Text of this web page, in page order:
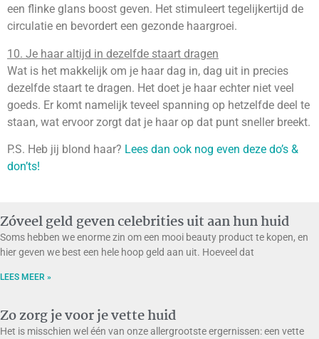
een flinke glans boost geven. Het stimuleert tegelijkertijd de
circulatie en bevordert een gezonde haargroei.
10. Je haar altijd in dezelfde staart dragen
Wat is het makkelijk om je haar dag in, dag uit in precies
dezelfde staart te dragen. Het doet je haar echter niet veel
goeds. Er komt namelijk teveel spanning op hetzelfde deel te
staan, wat ervoor zorgt dat je haar op dat punt sneller breekt.
P.S. Heb jij blond haar? Lees dan ook nog even deze do’s &
don’ts!
Zóveel geld geven celebrities uit aan hun huid
Soms hebben we enorme zin om een mooi beauty product te kopen, en
hier geven we best een hele hoop geld aan uit. Hoeveel dat
LEES MEER »
Zo zorg je voor je vette huid
Het is misschien wel één van onze allergrootste ergernissen: een vette